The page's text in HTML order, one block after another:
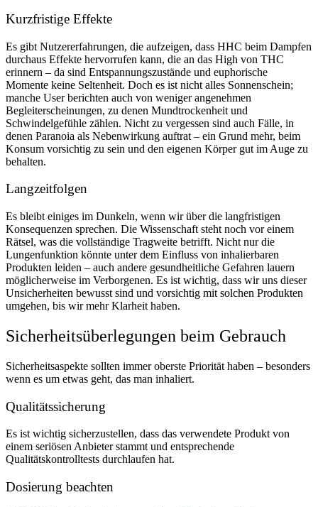
Kurzfristige Effekte
Es gibt Nutzererfahrungen, die aufzeigen, dass HHC beim Dampfen
durchaus Effekte hervorrufen kann, die an das High von THC
erinnern – da sind Entspannungszustände und euphorische
Momente keine Seltenheit. Doch es ist nicht alles Sonnenschein;
manche User berichten auch von weniger angenehmen
Begleiterscheinungen, zu denen Mundtrockenheit und
Schwindelgefühle zählen. Nicht zu vergessen sind auch Fälle, in
denen Paranoia als Nebenwirkung auftrat – ein Grund mehr, beim
Konsum vorsichtig zu sein und den eigenen Körper gut im Auge zu
behalten.
Langzeitfolgen
Es bleibt einiges im Dunkeln, wenn wir über die langfristigen
Konsequenzen sprechen. Die Wissenschaft steht noch vor einem
Rätsel, was die vollständige Tragweite betrifft. Nicht nur die
Lungenfunktion könnte unter dem Einfluss von inhalierbaren
Produkten leiden – auch andere gesundheitliche Gefahren lauern
möglicherweise im Verborgenen. Es ist wichtig, dass wir uns dieser
Unsicherheiten bewusst sind und vorsichtig mit solchen Produkten
umgehen, bis wir mehr Klarheit haben.
Sicherheitsüberlegungen beim Gebrauch
Sicherheitsaspekte sollten immer oberste Priorität haben – besonders
wenn es um etwas geht, das man inhaliert.
Qualitätssicherung
Es ist wichtig sicherzustellen, dass das verwendete Produkt von
einem seriösen Anbieter stammt und entsprechende
Qualitätskontrolltests durchlaufen hat.
Dosierung beachten